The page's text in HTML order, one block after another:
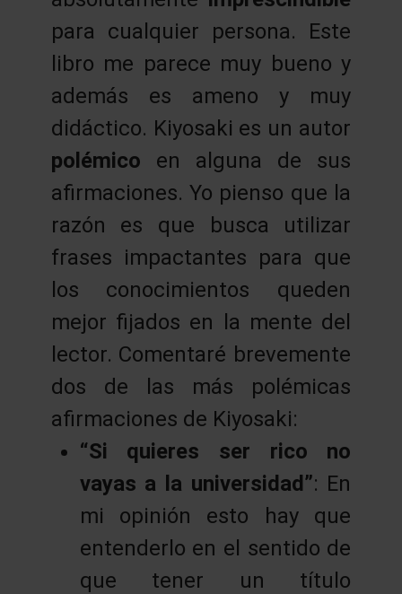
para cualquier persona. Este
libro me parece muy bueno y
además es ameno y muy
didáctico. Kiyosaki es un autor
polémico en alguna de sus
afirmaciones. Yo pienso que la
razón es que busca utilizar
frases impactantes para que
los conocimientos queden
mejor fijados en la mente del
lector. Comentaré brevemente
dos de las más polémicas
afirmaciones de Kiyosaki:
“Si quieres ser rico no
vayas a la universidad”: En
mi opinión esto hay que
entenderlo en el sentido de
que tener un título